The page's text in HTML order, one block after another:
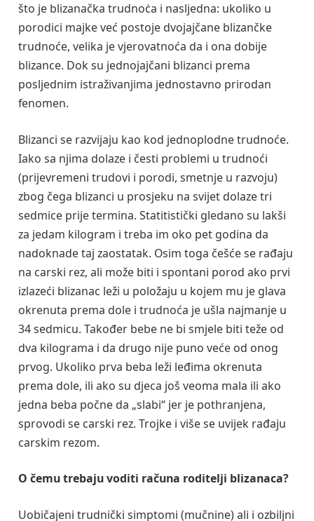
što je blizanačka trudnoċa i nasljedna: ukoliko u
porodici majke već postoje dvojajčane blizančke
trudnoće, velika je vjerovatnoća da i ona dobije
blizance. Dok su jednojajčani blizanci prema
posljednim istraživanjima jednostavno prirodan
fenomen.
Blizanci se razvijaju kao kod jednoplodne trudnoće.
Iako sa njima dolaze i česti problemi u trudnoći
(prijevremeni trudovi i porodi, smetnje u razvoju)
zbog čega blizanci u prosjeku na svijet dolaze tri
sedmice prije termina. Statitistički gledano su lakši
za jedam kilogram i treba im oko pet godina da
nadoknade taj zaostatak. Osim toga češće se rađaju
na carski rez, ali može biti i spontani porod ako prvi
izlazeći blizanac leži u položaju u kojem mu je glava
okrenuta prema dole i trudnoća je ušla najmanje u
34 sedmicu. Također bebe ne bi smjele biti teže od
dva kilograma i da drugo nije puno veće od onog
prvog. Ukoliko prva beba leži leđima okrenuta
prema dole, ili ako su djeca još veoma mala ili ako
jedna beba počne da „slabi“ jer je pothranjena,
sprovodi se carski rez. Trojke i više se uvijek rađaju
carskim rezom.
O čemu trebaju voditi računa roditelji blizanaca?
Uobičajeni trudnički simptomi (mučnine) ali i ozbiljni